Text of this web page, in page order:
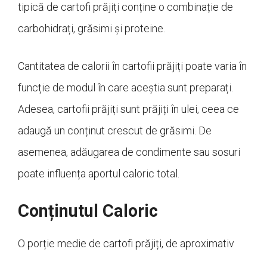
tipică de cartofi prăjiți conține o combinație de
carbohidrați, grăsimi și proteine.
Cantitatea de calorii în cartofii prăjiți poate varia în
funcție de modul în care aceștia sunt preparați.
Adesea, cartofii prăjiți sunt prăjiți în ulei, ceea ce
adaugă un conținut crescut de grăsimi. De
asemenea, adăugarea de condimente sau sosuri
poate influența aportul caloric total.
Conținutul Caloric
O porție medie de cartofi prăjiți, de aproximativ